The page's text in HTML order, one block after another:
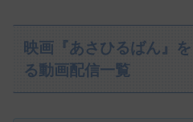
映画『あさひるばん』
る動画配信一覧